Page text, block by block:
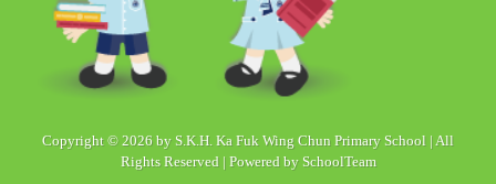
Copyright © 2026 by S.K.H. Ka Fuk Wing Chun Primary School | All
Rights Reserved | Powered by SchoolTeam